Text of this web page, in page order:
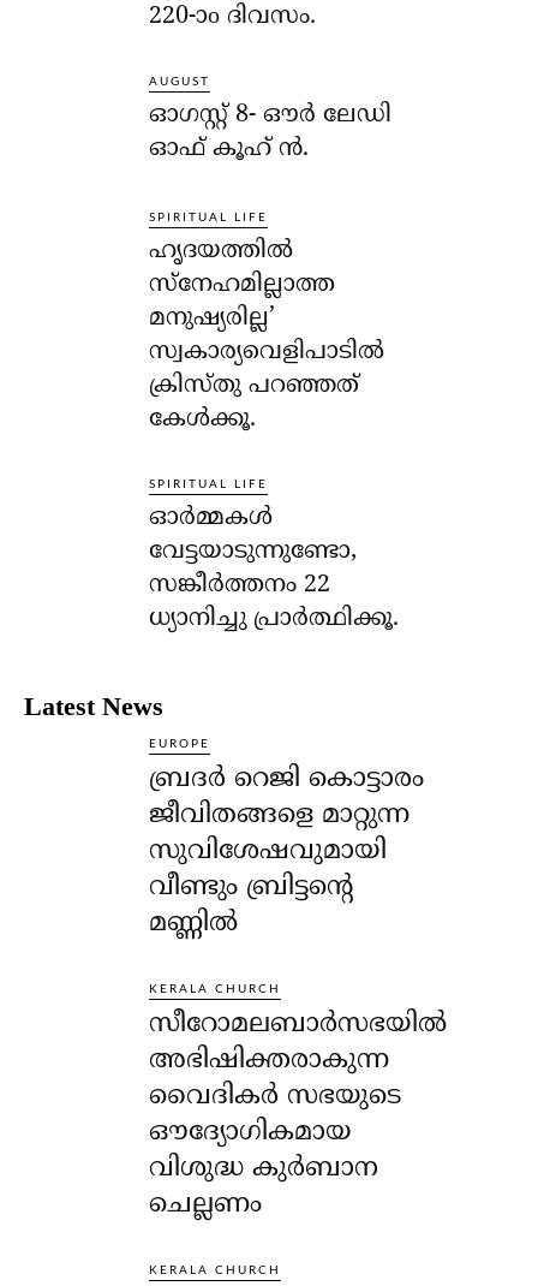
220-ാo ദിവസം.
AUGUST
ഓഗസ്റ്റ് 8- ഔര്‍ ലേഡി
ഓഫ് കൂഹ് ന്‍.
SPIRITUAL LIFE
ഹൃദയത്തില്‍
സ്‌നേഹമില്ലാത്ത
മനുഷ്യരില്ല’
സ്വകാര്യവെളിപാടില്‍
ക്രിസ്തു പറഞ്ഞത്
കേള്‍ക്കൂ.
SPIRITUAL LIFE
ഓര്‍മ്മകള്‍
വേട്ടയാടുന്നുണ്ടോ,
സങ്കീര്‍ത്തനം 22
ധ്യാനിച്ചു പ്രാര്‍ത്ഥിക്കൂ.
Latest News
EUROPE
ബ്രദർ റെജി കൊട്ടാരം
ജീവിതങ്ങളെ മാറ്റുന്ന
സുവിശേഷവുമായി
വീണ്ടും ബ്രിട്ടന്റെ
മണ്ണിൽ
KERALA CHURCH
സീറോമലബാർസഭയിൽ
അഭിഷിക്തരാകുന്ന
വൈദികർ സഭയുടെ
ഔദ്യോഗികമായ
വിശുദ്ധ കുർബാന
ചെല്ലണം
KERALA CHURCH